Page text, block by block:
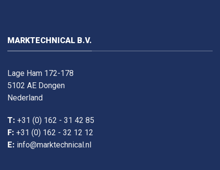
MARKTECHNICAL B.V.
Lage Ham 172-178
5102 AE Dongen
Nederland
T: +31 (0) 162 - 31 42 85
F: +31 (0) 162 - 32 12 12
E: info@marktechnical.nl